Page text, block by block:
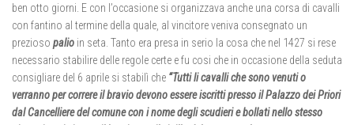
ben otto giorni. E con l’occasione si organizzava anche una corsa di cavalli
con fantino al termine della quale, al vincitore veniva consegnato un
prezioso palio in seta. Tanto era presa in serio la cosa che nel 1427 si rese
necessario stabilire delle regole certe e fu cosi che in occasione della seduta
consigliare del 6 aprile si stabilì che “Tutti li cavalli che sono venuti o
verranno per correre il bravio devono essere iscritti presso il Palazzo dei Priori
dal Cancelliere del comune con i nome degli scudieri e bollati nello stesso